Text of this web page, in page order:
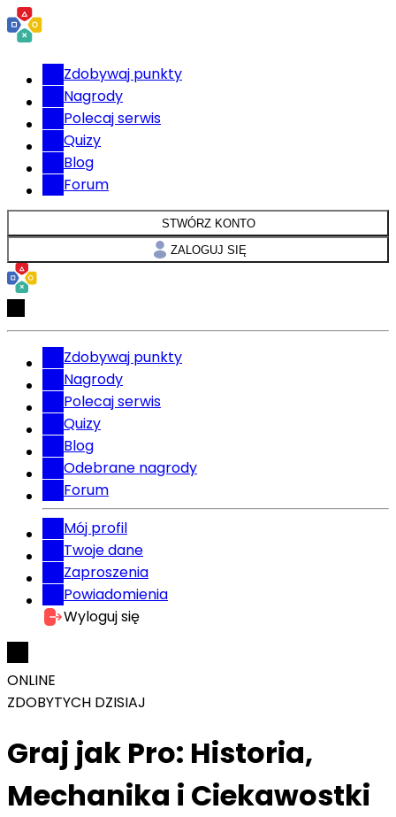
Zdobywaj punkty
Nagrody
Polecaj serwis
Quizy
Blog
Forum
STWÓRZ KONTO
ZALOGUJ SIĘ
Zdobywaj punkty
Nagrody
Polecaj serwis
Quizy
Blog
Odebrane nagrody
Forum
Mój profil
Twoje dane
Zaproszenia
Powiadomienia
Wyloguj się
ONLINE
ZDOBYTYCH DZISIAJ
Graj jak Pro: Historia,
Mechanika i Ciekawostki